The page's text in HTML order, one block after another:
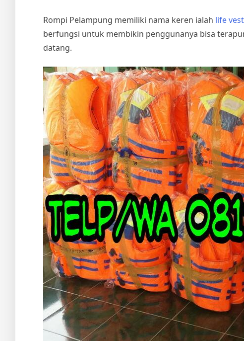
Rompi Pelampung memiliki nama keren ialah life vest
berfungsi untuk membikin penggunanya bisa
datang.